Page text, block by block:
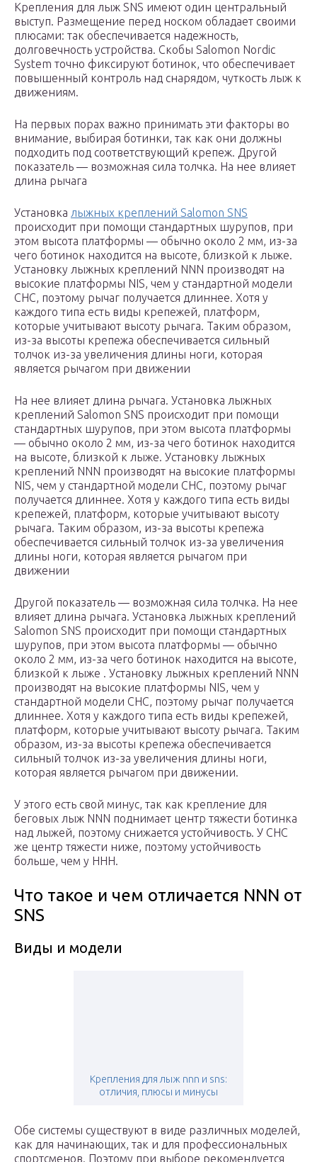
Крепления для лыж SNS имеют один центральный
выступ. Размещение перед носком обладает своими
плюсами: так обеспечивается надежность,
долговечность устройства. Скобы Salomon Nordic
System точно фиксируют ботинок, что обеспечивает
повышенный контроль над снарядом, чуткость лыж к
движениям.
На первых порах важно принимать эти факторы во
внимание, выбирая ботинки, так как они должны
подходить под соответствующий крепеж. Другой
показатель — возможная сила толчка. На нее влияет
длина рычага
Установка лыжных креплений Salomon SNS
происходит при помощи стандартных шурупов, при
этом высота платформы — обычно около 2 мм, из-за
чего ботинок находится на высоте, близкой к лыже.
Установку лыжных креплений NNN производят на
высокие платформы NIS, чем у стандартной модели
СНС, поэтому рычаг получается длиннее. Хотя у
каждого типа есть виды крепежей, платформ,
которые учитывают высоту рычага. Таким образом,
из-за высоты крепежа обеспечивается сильный
толчок из-за увеличения длины ноги, которая
является рычагом при движении
На нее влияет длина рычага. Установка лыжных
креплений Salomon SNS происходит при помощи
стандартных шурупов, при этом высота платформы
— обычно около 2 мм, из-за чего ботинок находится
на высоте, близкой к лыже. Установку лыжных
креплений NNN производят на высокие платформы
NIS, чем у стандартной модели СНС, поэтому рычаг
получается длиннее. Хотя у каждого типа есть виды
крепежей, платформ, которые учитывают высоту
рычага. Таким образом, из-за высоты крепежа
обеспечивается сильный толчок из-за увеличения
длины ноги, которая является рычагом при
движении
Другой показатель — возможная сила толчка. На нее
влияет длина рычага. Установка лыжных креплений
Salomon SNS происходит при помощи стандартных
шурупов, при этом высота платформы — обычно
около 2 мм, из-за чего ботинок находится на высоте,
близкой к лыже . Установку лыжных креплений NNN
производят на высокие платформы NIS, чем у
стандартной модели СНС, поэтому рычаг получается
длиннее. Хотя у каждого типа есть виды крепежей,
платформ, которые учитывают высоту рычага. Таким
образом, из-за высоты крепежа обеспечивается
сильный толчок из-за увеличения длины ноги,
которая является рычагом при движении.
У этого есть свой минус, так как крепление для
беговых лыж NNN поднимает центр тяжести ботинка
над лыжей, поэтому снижается устойчивость. У СНС
же центр тяжести ниже, поэтому устойчивость
больше, чем у ННН.
Что такое и чем отличается NNN от
SNS
Виды и модели
Крепления для лыж nnn и sns:
отличия, плюсы и минусы
Обе системы существуют в виде различных моделей,
как для начинающих, так и для профессиональных
спортсменов. Поэтому при выборе рекомендуется